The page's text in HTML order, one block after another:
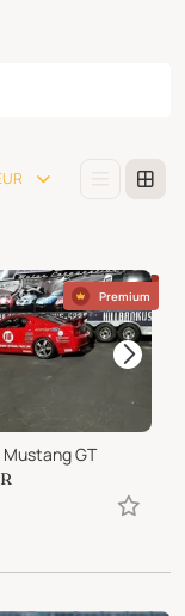
Premium
GT